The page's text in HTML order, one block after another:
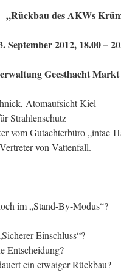
„Rückbau des AKWs
September 2012, 18.00 –
Geesthacht Markt
Atomaufsicht Kiel
Strahlenschutz
vom Gutachterbüro „intac-
von Vattenfall.
im „Stand-By-Modus“?
Einschluss“?
Entscheidung?
ein etwaiger Rückbau?